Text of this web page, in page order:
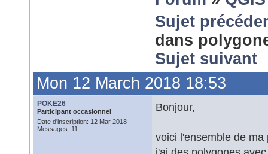
Sujet
dans
Sujet suivant
Mon 12 March 2018 18:53
POKE26
Participant occasionnel
Date d'inscription: 12 Mar 2018
Messages: 11
Bonjour,
voici l'ensemble de ma